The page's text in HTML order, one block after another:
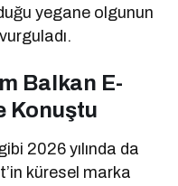
yegane olgunun
Balkan E-
Konuştu
2026 yılında da
küresel marka